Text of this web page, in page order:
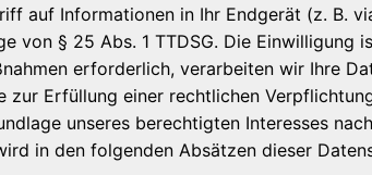
auf Informationen in Ihr Endgerät (z. B.
§ 25 Abs. 1 TTDSG. Die Einwilligung
erforderlich, verarbeiten wir Ihre
zur Erfüllung einer rechtlichen
unseres berechtigten Interesses
in den folgenden Absätzen dieser